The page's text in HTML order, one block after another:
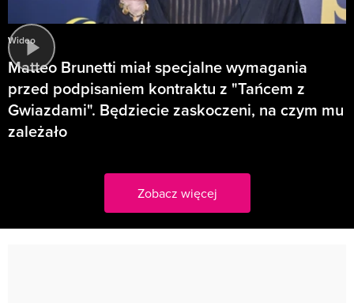
Wideo
Matteo Brunetti miał specjalne wymagania
przed podpisaniem kontraktu z "Tańcem z
Gwiazdami". Będziecie zaskoczeni, na czym mu
zależało
Zobacz więcej